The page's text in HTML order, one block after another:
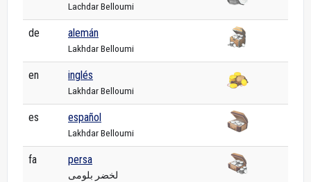
Lachdar Belloumi
de alemán
Lakhdar Belloumi
en inglés
Lakhdar Belloumi
es español
Lakhdar Belloumi
fa persa
لخضر بلومی